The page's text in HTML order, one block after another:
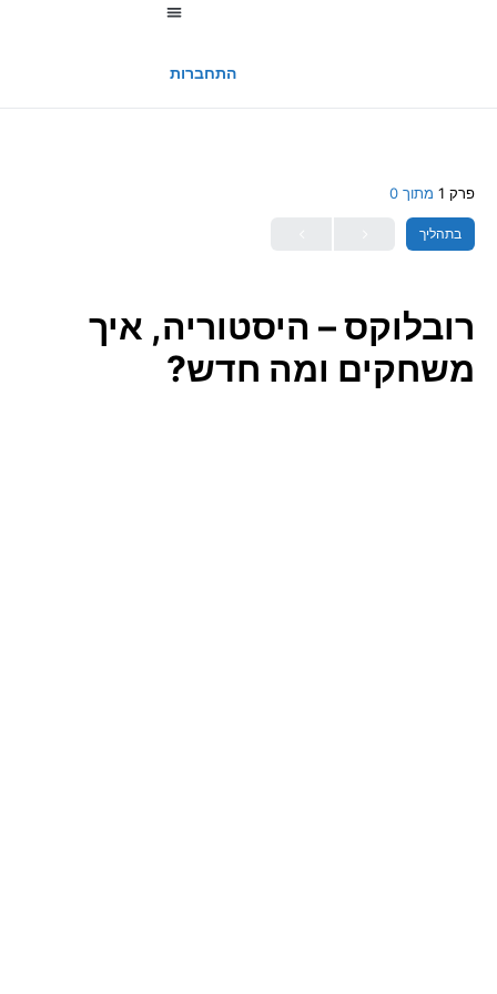
התחברות
פרק 1 מתוך 0
בתהליך
רובלוקס – היסטוריה, איך
משחקים ומה חדש?